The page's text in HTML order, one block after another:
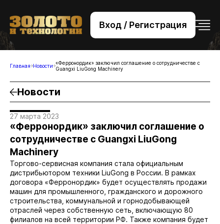
Вход / Регистрация
+7 (495) 221-76-32
bsv@zolteh.ru
Главная Новости «Ферронордик» заключил соглашение о сотрудничестве с
Guangxi LiuGong Machinery
Новости
27 марта 2023
«Ферронордик» заключил соглашение о
сотрудничестве с Guangxi LiuGong
Machinery
Торгово-сервисная компания стала официальным
дистрибьютором техники LiuGong в России. В рамках
договора «Ферронордик» будет осуществлять продажи
машин для промышленного, гражданского и дорожного
строительства, коммунальной и горнодобывающей
отраслей через собственную сеть, включающую 80
филиалов на всей территории РФ. Также компания будет